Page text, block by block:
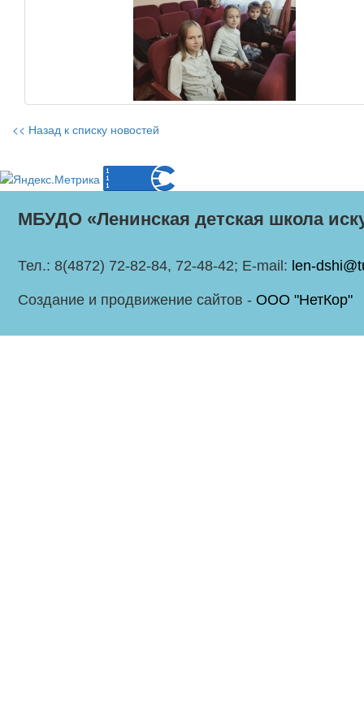
<< Назад к списку новостей
МБУДО «Ленинская детская школа
Тел.: 8(4872) 72-82-84, 72-48-42; E-mail: len-
Создание и продвижение сайтов - ООО "НетКор"